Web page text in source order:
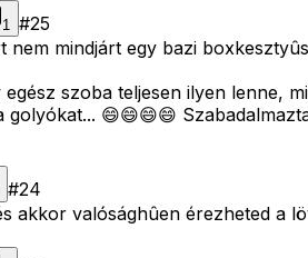
1 #25
nem mindjárt egy bazi
egész szoba teljesen ilyen lenne,
😄😄😄😄
#24
akkor valósághûen érezheted a